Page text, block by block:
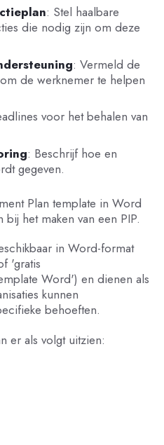
: Stel haalbare
die nodig zijn om deze
: Vermeld de
de werknemer te helpen
voor het behalen van
: Beschrijf hoe en
gegeven.
Plan template in Word
het maken van een PIP.
in Word-format
'gratis
Word') en dienen als
kunnen
behoeften.
er als volgt uitzien: